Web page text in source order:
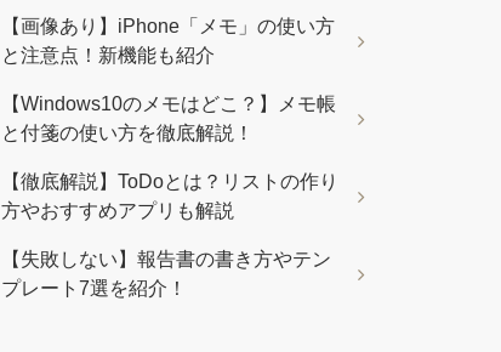
【画像あり】iPhone「メモ」の使い方
と注意点！新機能も紹介
【Windows10のメモはどこ？】メモ帳
と付箋の使い方を徹底解説！
【徹底解説】ToDoとは？リストの作り
方やおすすめアプリも解説
【失敗しない】報告書の書き方やテン
プレート7選を紹介！